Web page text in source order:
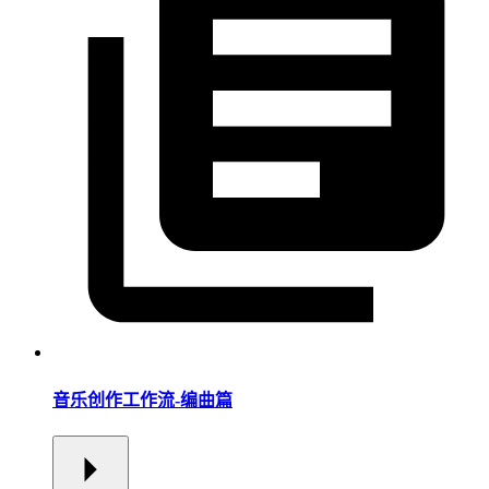
音乐创作工作流-编曲篇